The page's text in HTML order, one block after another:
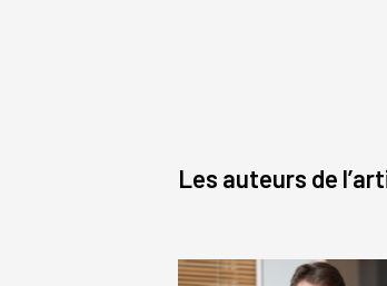
Les auteurs de